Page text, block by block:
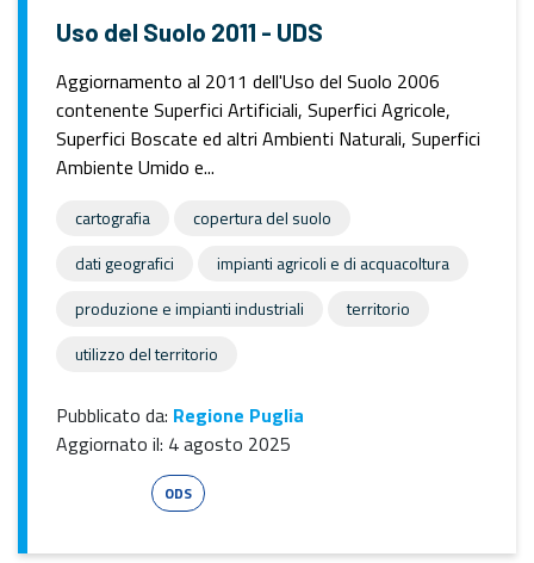
Uso del Suolo 2011 - UDS
Aggiornamento al 2011 dell'Uso del Suolo 2006
contenente Superfici Artificiali, Superfici Agricole,
Superfici Boscate ed altri Ambienti Naturali, Superfici
Ambiente Umido e...
cartografia
copertura del suolo
dati geografici
impianti agricoli e di acquacoltura
produzione e impianti industriali
territorio
utilizzo del territorio
Pubblicato da: Regione Puglia
Aggiornato il: 4 agosto 2025
ODS